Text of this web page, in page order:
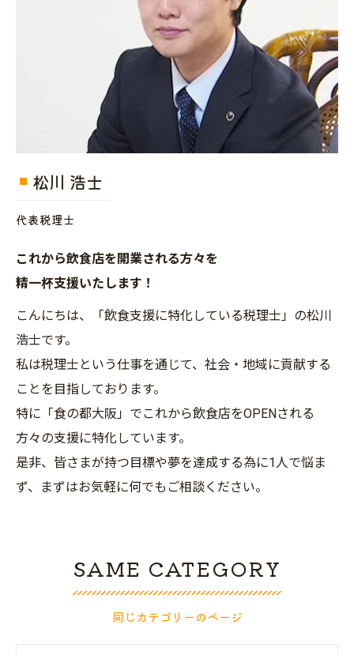
松川 浩士
代表税理士
これから飲食店を開業される方々を
精一杯支援いたします！
こんにちは、「飲食支援に特化している税理士」の松川
浩士です。
私は税理士という仕事を通じて、社会・地域に貢献する
ことを目指しております。
特に「食の都大阪」でこれから飲食店をOPENされる
方々の支援に特化しています。
是非、皆さまが持つ目標や夢を達成する為に1人で悩ま
ず、まずはお気軽に何でもご相談ください。
同じカテゴリーのページ
SAME CATEGORY